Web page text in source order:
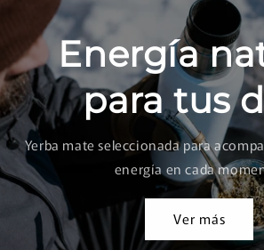
Energía
para tus
Yerba mate seleccionada para
energía en cada
Ver más